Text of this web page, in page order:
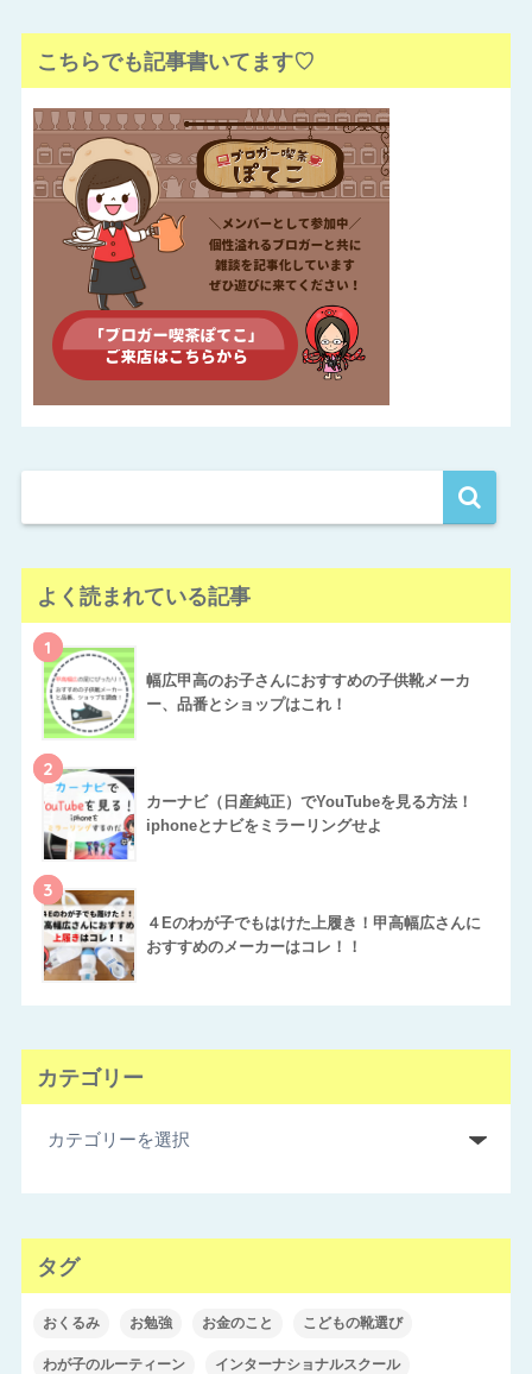
こちらでも記事書いてます♡
よく読まれている記事
1
幅広甲高のお子さんにおすすめの子供靴メーカ
ー、品番とショップはこれ！
2
カーナビ（日産純正）でYouTubeを見る方法！
iphoneとナビをミラーリングせよ
3
４Eのわが子でもはけた上履き！甲高幅広さんに
おすすめのメーカーはコレ！！
カテゴリー
タグ
おくるみ お勉強 お金のこと こどもの靴選び
わが子のルーティーン インターナショナルスクール